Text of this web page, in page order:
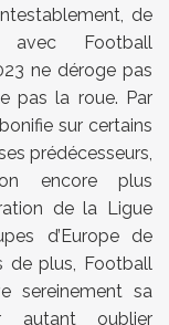
de
avec Football
ne déroge pas
pas la roue. Par
sur certains
prédécesseurs,
encore plus
de la Ligue
d’Europe de
de plus, Football
sereinement sa
autant oublier